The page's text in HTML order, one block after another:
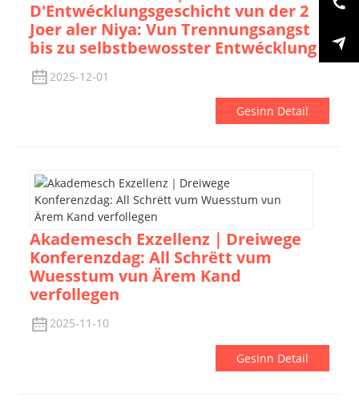
D'Entwécklungsgeschicht vun der 2
Joer aler Niya: Vun Trennungsangst
bis zu selbstbewosster Entwécklung
2025-12-01
Gesinn Detail
Akademesch Exzellenz｜Dreiwege
Konferenzdag: All Schrëtt vum
Wuesstum vun Ärem Kand
verfollegen
2025-11-10
Gesinn Detail